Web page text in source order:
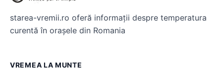
starea-vremii.ro oferă informații despre temperatura
curentă în orașele din Romania
VREMEA LA MUNTE